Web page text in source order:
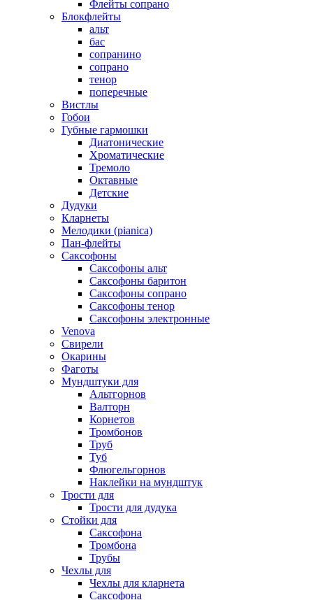
Флейты сопрано
Блокфлейты
альт
бас
сопранино
сопрано
тенор
поперечные
Вистлы
Гобои
Губные гармошки
Диатонические
Хроматические
Тремоло
Октавные
Детские
Дудуки
Кларнеты
Мелодики (pianica)
Пан-флейты
Саксофоны
Саксофоны альт
Саксофоны баритон
Саксофоны сопрано
Саксофоны тенор
Саксофоны электронные
Venova
Свирели
Окарины
Фаготы
Мундштуки для
Альтгорнов
Валторн
Корнетов
Тромбонов
Труб
Туб
Флюгельгорнов
Наклейки на мундштук
Трости для
Трости для дудука
Стойки для
Саксофона
Тромбона
Трубы
Чехлы для
Чехлы для кларнета
Саксофона